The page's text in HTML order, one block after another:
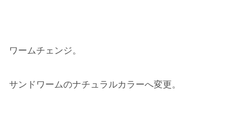
ワームチェンジ。
サンドワームのナチュラルカラーへ変更。